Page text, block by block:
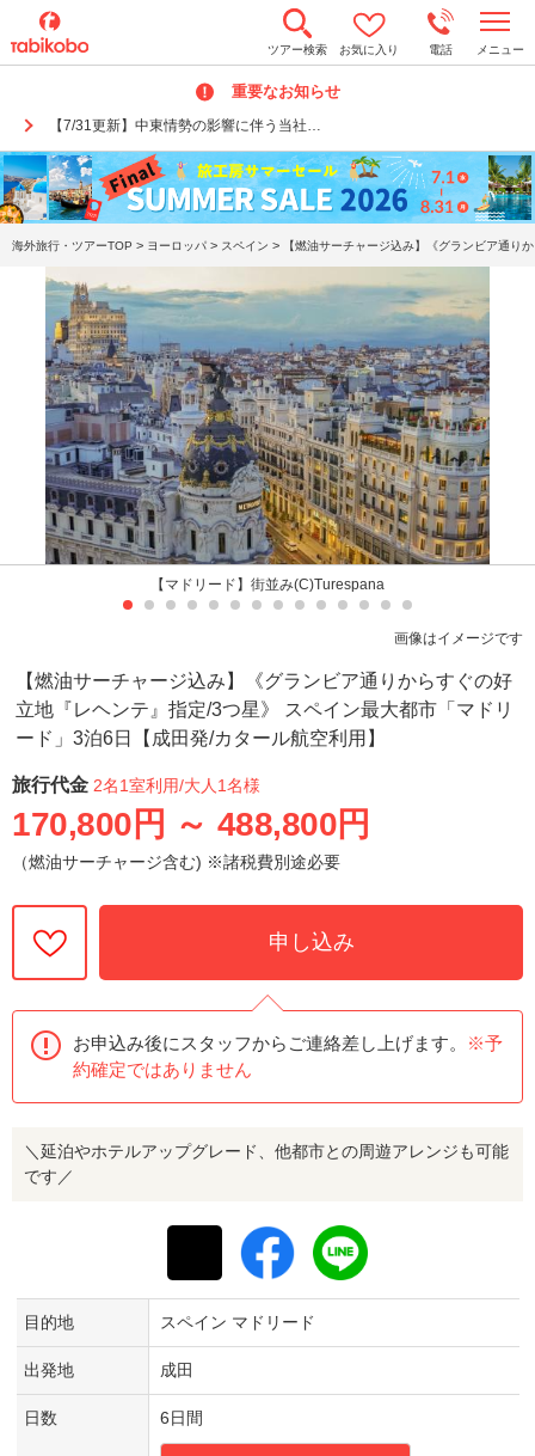
ツアー検索 お気に入り 電話 メニュー
重要なお知らせ
【7/31更新】中東情勢の影響に伴う当社…
o
n
a
v
i
g
a
t
海外旅行・ツアーTOP > ヨーロッパ > スペイン > 【燃油サーチャージ込み】《グランビア通
【マドリード】街並み(C)Turespana
画像はイメージです
【燃油サーチャージ込み】《グランビア通りからすぐの好
立地『レヘンテ』指定/3つ星》 スペイン最大都市「マドリ
ード」3泊6日【成田発/カタール航空利用】
旅行代金 2名1室利用/大人1名様
170,800円 ～ 488,800円
（燃油サーチャージ含む) ※諸税費別途必要
申し込み
お申込み後にスタッフからご連絡差し上げます。
※予
約確定ではありません
＼延泊やホテルアップグレード、他都市との周遊アレンジも可能
です／
目的地 スペイン マドリード
出発地 成田
日数 6日間